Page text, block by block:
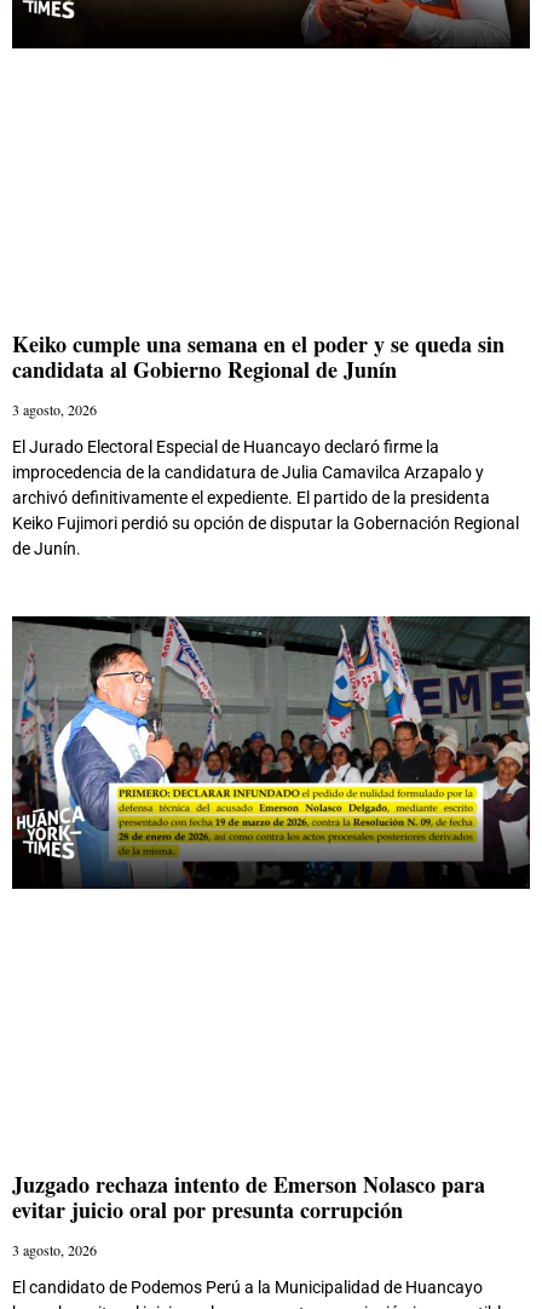
Keiko cumple una semana en el poder y se queda sin
candidata al Gobierno Regional de Junín
3 agosto, 2026
El Jurado Electoral Especial de Huancayo declaró firme la
improcedencia de la candidatura de Julia Camavilca Arzapalo y
archivó definitivamente el expediente. El partido de la presidenta
Keiko Fujimori perdió su opción de disputar la Gobernación Regional
de Junín.
Juzgado rechaza intento de Emerson Nolasco para
evitar juicio oral por presunta corrupción
3 agosto, 2026
El candidato de Podemos Perú a la Municipalidad de Huancayo